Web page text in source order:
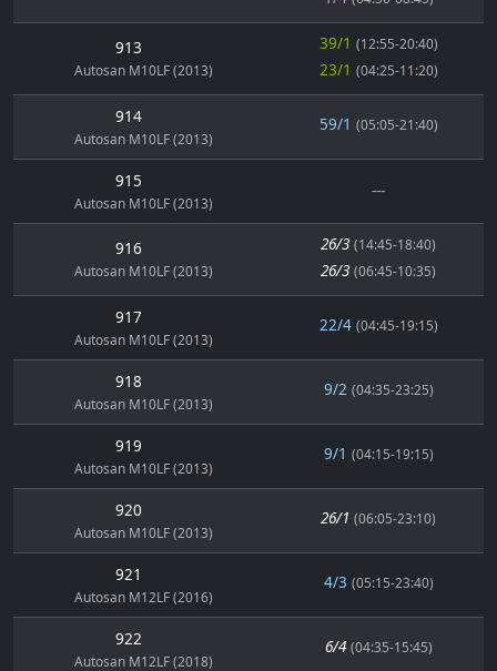
913
Autosan M10LF (2013)
39/1 (12:55-20:40)
23/1 (04:25-11:20)
914
Autosan M10LF (2013)
59/1 (05:05-21:40)
915
Autosan M10LF (2013)
---
916
Autosan M10LF (2013)
26/3 (14:45-18:40)
26/3 (06:45-10:35)
917
Autosan M10LF (2013)
22/4 (04:45-19:15)
918
Autosan M10LF (2013)
9/2 (04:35-23:25)
919
Autosan M10LF (2013)
9/1 (04:15-19:15)
920
Autosan M10LF (2013)
26/1 (06:05-23:10)
921
Autosan M12LF (2016)
4/3 (05:15-23:40)
922
Autosan M12LF (2018)
6/4 (04:35-15:45)